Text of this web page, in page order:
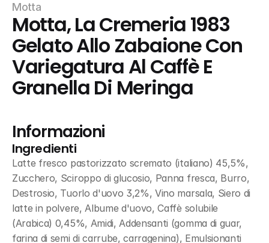
Motta
Motta, La Cremeria 1983
Gelato Allo Zabaione Con
Variegatura Al Caffè E
Granella Di Meringa
Informazioni
Ingredienti
Latte fresco pastorizzato scremato (italiano) 45,5%,
Zucchero, Sciroppo di glucosio, Panna fresca, Burro,
Destrosio, Tuorlo d'uovo 3,2%, Vino marsala, Siero di
latte in polvere, Albume d'uovo, Caffè solubile
(Arabica) 0,45%, Amidi, Addensanti (gomma di guar,
farina di semi di carrube, carragenina), Emulsionanti